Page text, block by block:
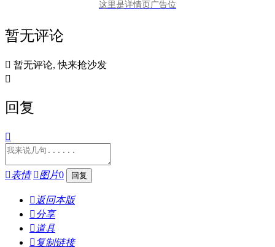
这里是详情页广告位
暂无评论
 暂无评论, 快来抢沙发

回复

表情 图片0
 返回本版
分享
 道具
 复制链接